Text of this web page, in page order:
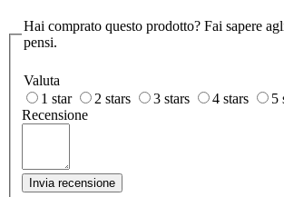
Hai comprato questo prodotto? Fai sapere
pensi.
Valuta
1 star
2 stars 3 stars 4 stars
5
Recensione
Invia recensione